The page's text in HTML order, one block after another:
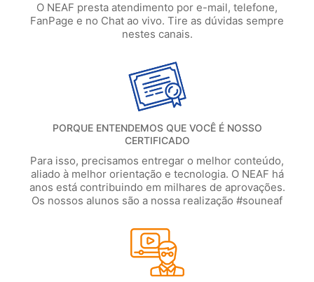
O NEAF presta atendimento por e-mail, telefone,
FanPage e no Chat ao vivo. Tire as dúvidas sempre
nestes canais.
PORQUE ENTENDEMOS QUE VOCÊ É NOSSO
CERTIFICADO
Para isso, precisamos entregar o melhor conteúdo,
aliado à melhor orientação e tecnologia. O NEAF há
anos está contribuindo em milhares de aprovações.
Os nossos alunos são a nossa realização #souneaf